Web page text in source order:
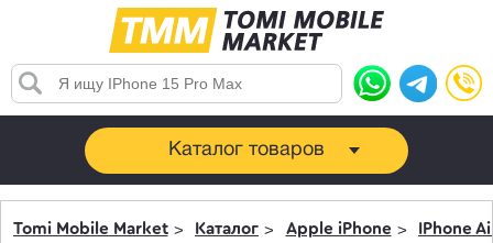
Каталог товаров
Tomi Mobile Market Каталог Apple iPhone IPhone